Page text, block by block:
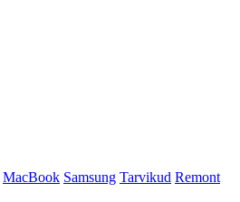
MacBook Samsung Tarvikud Remont